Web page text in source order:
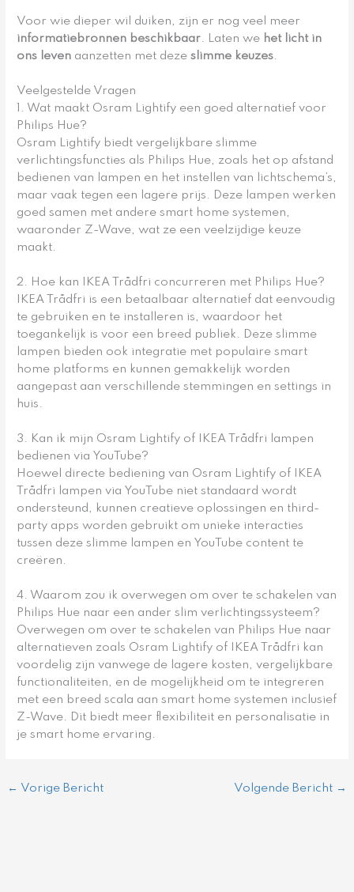
Voor wie dieper wil duiken, zijn er nog veel meer
informatiebronnen beschikbaar. Laten we het licht in
ons leven aanzetten met dezeslimme keuzes.
Veelgestelde Vragen
1. Wat maakt Osram Lightify een goed alternatief voor
Philips Hue?
Osram Lightify biedt vergelijkbare slimme
verlichtingsfuncties als Philips Hue, zoals het op afstand
bedienen van lampen en het instellen van lichtschema’s,
maar vaak tegen een lagere prijs. Deze lampen werken
goed samen met andere smart home systemen,
waaronder Z-Wave, wat ze een veelzijdige keuze
maakt.
2. Hoe kan IKEA Trådfri concurreren met Philips Hue?
IKEA Trådfri is een betaalbaar alternatief dat eenvoudig
te gebruiken en te installeren is, waardoor het
toegankelijk is voor een breed publiek. Deze slimme
lampen bieden ook integratie met populaire smart
home platforms en kunnen gemakkelijk worden
aangepast aan verschillende stemmingen en settings in
huis.
3. Kan ik mijn Osram Lightify of IKEA Trådfri lampen
bedienen via YouTube?
Hoewel directe bediening van Osram Lightify of IKEA
Trådfri lampen via YouTube niet standaard wordt
ondersteund, kunnen creatieve oplossingen en third-
party apps worden gebruikt om unieke interacties
tussen deze slimme lampen en YouTube content te
creëren.
4. Waarom zou ik overwegen om over te schakelen van
Philips Hue naar een ander slim verlichtingssysteem?
Overwegen om over te schakelen van Philips Hue naar
alternatieven zoals Osram Lightify of IKEA Trådfri kan
voordelig zijn vanwege de lagere kosten, vergelijkbare
functionaliteiten, en de mogelijkheid om te integreren
met een breed scala aan smart home systemen inclusief
Z-Wave. Dit biedt meer flexibiliteit en personalisatie in
je smart home ervaring.
← Vorige Bericht Volgende Bericht →